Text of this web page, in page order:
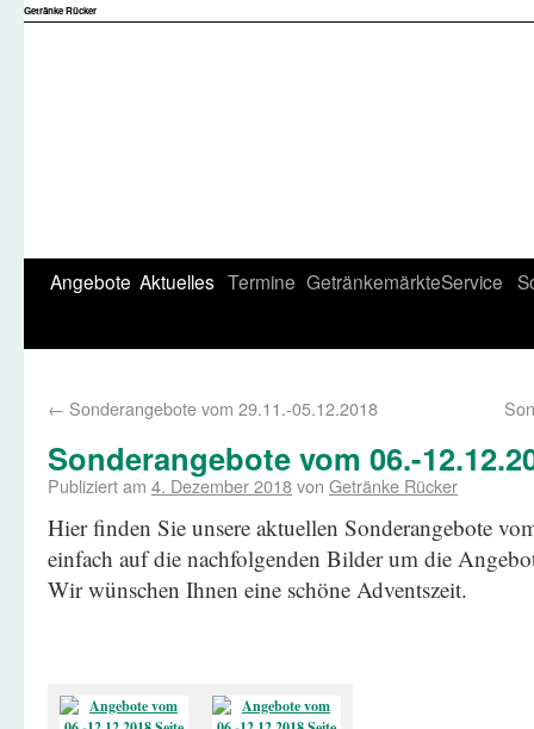
Getränke Rücker
Angebote Aktuelles Termine GetränkemärkteService
← Sonderangebote vom 29.11.-05.12.2018
Sonderangebote vom 06.-
Publiziert am 4. Dezember 2018von Getränke Rücker
Hier finden Sie unsere aktuellen Sonderangebote
einfach auf die nachfolgenden Bilder um die
Wir wünschen Ihnen eine schöne Adventszeit.